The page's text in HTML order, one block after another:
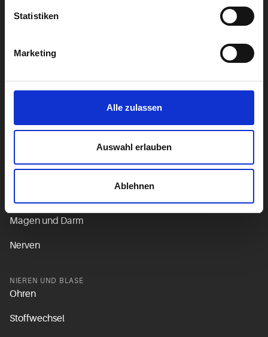
Statistiken
Marketing
Alle zulassen
Auswahl erlauben
Ablehnen
Bauchspeicheldrüse
HAUT
Hormone
Magen und Darm
Nerven
NIEREN UND BLASE
Ohren
Stoffwechsel